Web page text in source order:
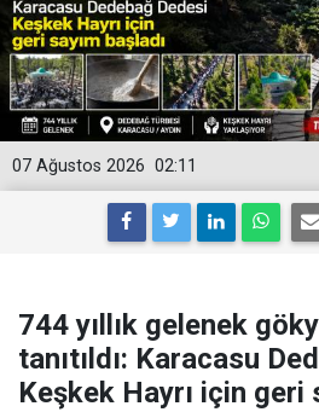
02:11
07 Ağustos 2026
744 yıllık gelenek
tanıtıldı: Karacasu
Keşkek Hayrı için geri